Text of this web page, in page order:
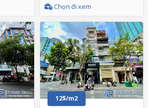
Chọn đi xem
12$/m2